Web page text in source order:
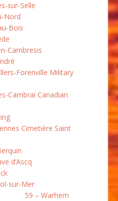
sur-Selle
Nord
Bois
Cambresis
Forenville Military
Cambrai Canadian
Cimetière Saint
d’Ascq
sur-Mer
59 – Warhem